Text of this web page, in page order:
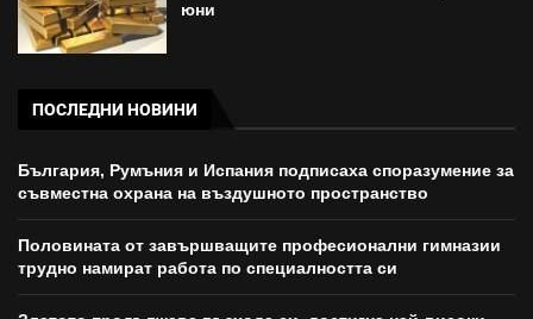
юни
ПОСЛЕДНИ НОВИНИ
България, Румъния и Испания подписаха споразумение за
съвместна охрана на въздушното пространство
Половината от завършващите професионални гимназии
трудно намират работа по специалността си